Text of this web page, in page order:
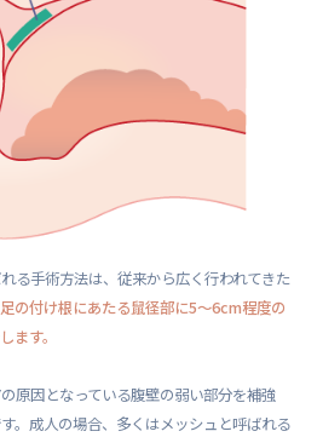
る手術方法は、従来から広く行われてきた
の付け根にあたる鼠径部に5〜6cm程度の
ます。
原因となっている腹壁の弱い部分を補強
。成人の場合、多くはメッシュと呼ばれる